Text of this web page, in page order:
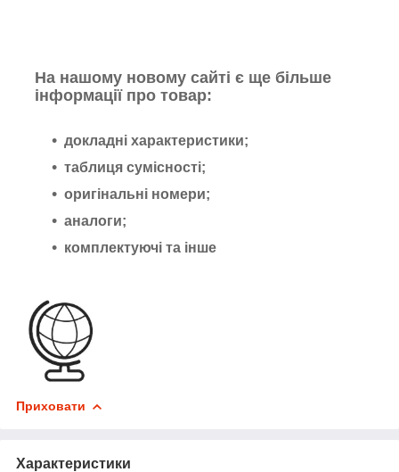
На нашому новому сайті є ще більше
інформації про товар:
докладні характеристики;
таблиця сумісності;
оригінальні номери;
аналоги;
комплектуючі та інше
Приховати
Характеристики